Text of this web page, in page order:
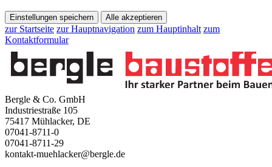
Einstellungen speichern Alle akzeptieren
zur Startseite zur Hauptnavigation zum Hauptinhalt zum
Kontaktformular
Bergle & Co. GmbH
Industriestraße 105
75417 Mühlacker, DE
07041-8711-0
07041-8711-29
kontakt-muehlacker@bergle.de